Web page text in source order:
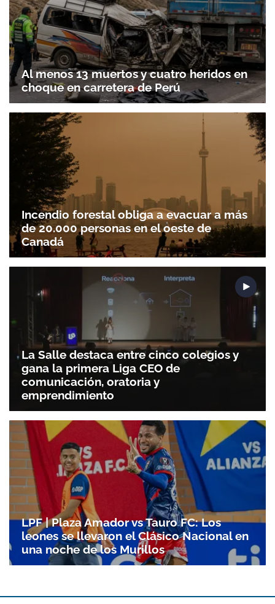
Al menos 13 muertos y cuatro heridos en
choque en carretera de Perú
Incendio forestal obliga a evacuar a más
de 20.000 personas en el oeste de
Canadá
La Salle destaca entre cinco colegios y
gana la primera Liga CEO de
comunicación, oratoria y
emprendimiento
LPF | Plaza Amador vs Tauro FC: Los
leones se llevaron el Clásico Nacional en
una noche de los Murillos